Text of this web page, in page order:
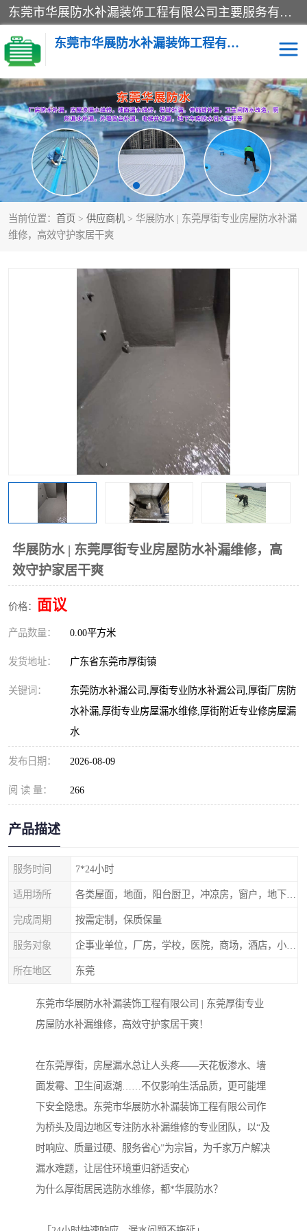
东莞市华展防水补漏装饰工程有限公司主要服务有：东莞防水补漏，东莞厂房防水补漏，东莞房屋渗漏水维修，楼面漏水维修，裂缝补漏，伸缩缝补漏，卫生间防水改造，厕所漏水补漏，外墙窗台补漏，电梯井堵漏，地下车库防水引水工程等
东莞市华展防水补漏装饰工程有限公司
当前位置： 首页 > 供应商机 > 华展防水 | 东莞厚街专业房屋防水补漏
维修，高效守护家居干爽
华展防水 | 东莞厚街专业房屋防水补漏维修，高
效守护家居干爽
价格： 面议
产品数量： 0.00平方米
发货地址： 广东省东莞市厚街镇
关键词：
东莞防水补漏公司,厚街专业防水补漏公司,厚街厂房防
水补漏,厚街专业房屋漏水维修,厚街附近专业修房屋漏
水
发布日期： 2026-08-09
阅 读 量： 266
产品描述
服务时间 7*24小时
适用场所
完成周期 按需定制，保质保量
服务对象
所在地区 东莞
东莞市华展防水补漏装饰工程有限公司 | 东莞厚街专业
房屋防水补漏维修，高效守护家居干爽！
在东莞厚街，房屋漏水总让人头疼——天花板渗水、墙
面发霉、卫生间返潮……不仅影响生活品质，更可能埋
下安全隐患。东莞市华展防水补漏装饰工程有限公司作
为桥头及周边地区专注防水补漏维修的专业团队，以“及
时响应、质量过硬、服务省心”为宗旨，为千家万户解决
漏水难题，让居住环境重归舒适安心
为什么厚街居民选防水维修，都*华展防水？
楼面防水补漏 外墙防水补漏
阳台卫生间防水补漏 地下室防水补漏
金属房搭建及补漏